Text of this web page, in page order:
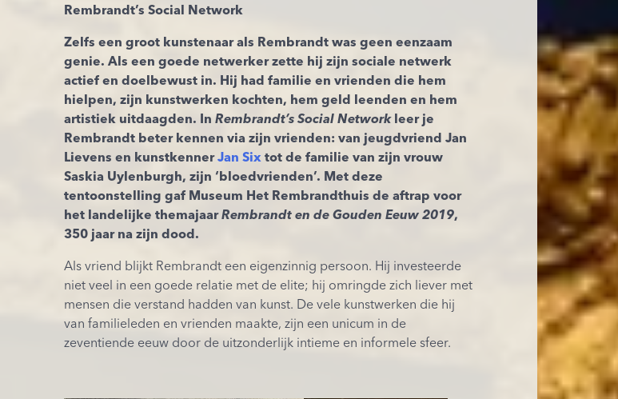
Rembrandt’s Social Network
Zelfs een groot kunstenaar als Rembrandt was geen eenzaam
genie. Als een goede netwerker zette hij zijn sociale netwerk
actief en doelbewust in. Hij had familie en vrienden die hem
hielpen, zijn kunstwerken kochten, hem geld leenden en hem
artistiek uitdaagden. In Rembrandt’s Social Networkleer je
Rembrandt beter kennen via zijn vrienden: van jeugdvriend Jan
Lievens en kunstkennerJan Six tot de familie van zijn vrouw
Saskia Uylenburgh, zijn ‘bloedvrienden’. Met deze
tentoonstelling gaf Museum Het Rembrandthuis de aftrap voor
het landelijke themajaarRembrandt en de Gouden Eeuw 2019,
350 jaar na zijn dood.
Als vriend blijkt Rembrandt een eigenzinnig persoon. Hij investeerde
niet veel in een goede relatie met de elite; hij omringde zich liever met
mensen die verstand hadden van kunst. De vele kunstwerken die hij
van familieleden en vrienden maakte, zijn een unicum in de
zeventiende eeuw door de uitzonderlijk intieme en informele sfeer.